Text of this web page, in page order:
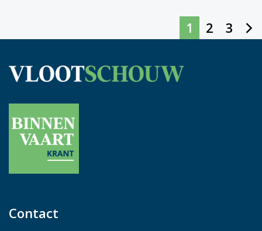
1 2 3
Contact